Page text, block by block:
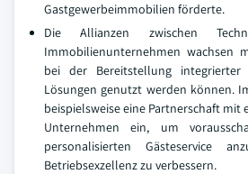
Gastgewerbeimmobilien förderte.
Die Allianzen zwischen
Immobilienunternehmen wachsen
bei der Bereitstellung integrierter
Lösungen genutzt werden können.
beispielsweise eine Partnerschaft mit
Unternehmen ein, um
personalisierten Gästeservice
Betriebsexzellenz zu verbessern.